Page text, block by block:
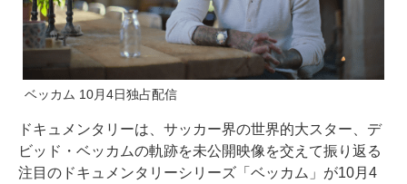
ベッカム 10月4日独占配信
ドキュメンタリーは、サッカー界の世界的大スター、デ
ビッド・ベッカムの軌跡を未公開映像を交えて振り返る
注目のドキュメンタリーシリーズ「ベッカム」が10月4